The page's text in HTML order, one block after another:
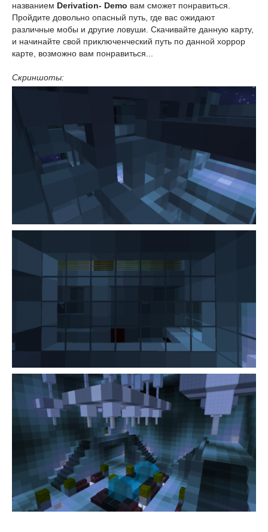
названием Derivation- Demo вам сможет понравиться.
Пройдите довольно опасный путь, где вас ожидают
различные мобы и другие ловуши. Скачивайте данную карту,
и начинайте свой приключенческий путь по данной хоррор
карте, возможно вам понравиться...
Скриншоты: